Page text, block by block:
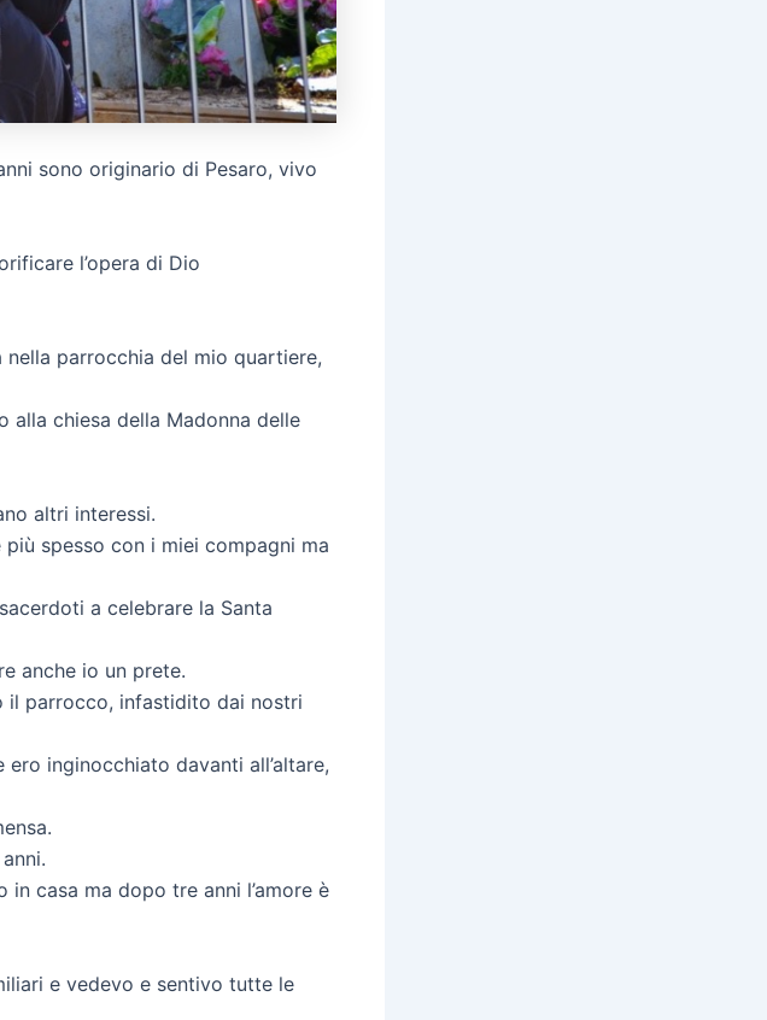
sono originario di Pesaro, vivo
l’opera di Dio
nella parrocchia del mio quartiere,
chiesa della Madonna delle
altri interessi.
spesso con i miei compagni ma
a celebrare la Santa
anche io un prete.
il parrocco, infastidito dai nostri
inginocchiato davanti all’altare,
casa ma dopo tre anni l’amore è
e vedevo e sentivo tutte le